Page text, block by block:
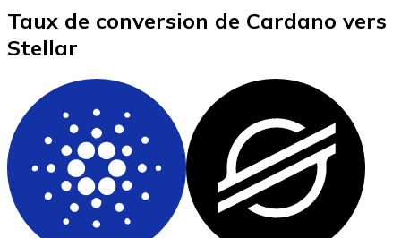
XRP
XRP
Taux de conversion de Cardano vers
Stellar